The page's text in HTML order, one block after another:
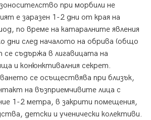
при морбили не
е заразен 1-2 дни от края на
по време на катаралните явления
дни след началото на обрива (общо
съдържа в лигавицата на
и конюнктивалния секрет.
се осъществява при близък,
на възприемчивите лица с
1-2 метра, в закрити помещения,
детски и ученически колективи.